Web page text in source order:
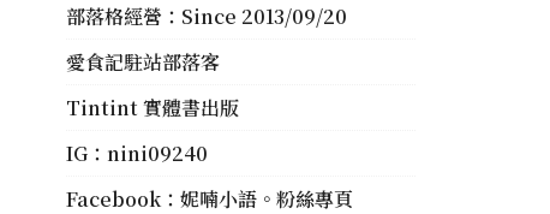
部落格經營：Since 2013/09/20
愛食記駐站部落客
Tintint 實體書出版
IG：nini09240
Facebook：妮喃小語。粉絲專頁